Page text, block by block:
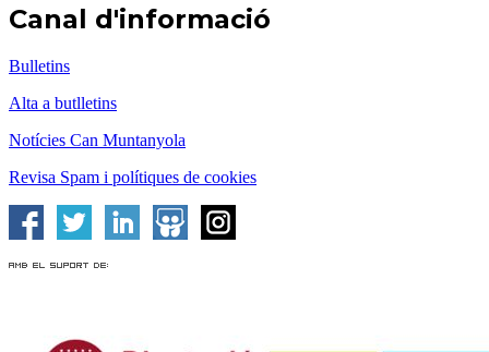
Canal d'informació
Bulletins
Alta a butlletins
Notícies Can Muntanyola
Revisa Spam i polítiques de cookies